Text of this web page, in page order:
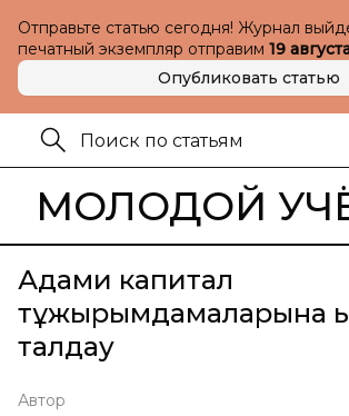
Отправьте статью сегодня! Журнал
печатный экземпляр отправим 19
Опубликовать статью
МОЛОДОЙ
Адами капитал
тұжырымдамаларына
талдау
Автор